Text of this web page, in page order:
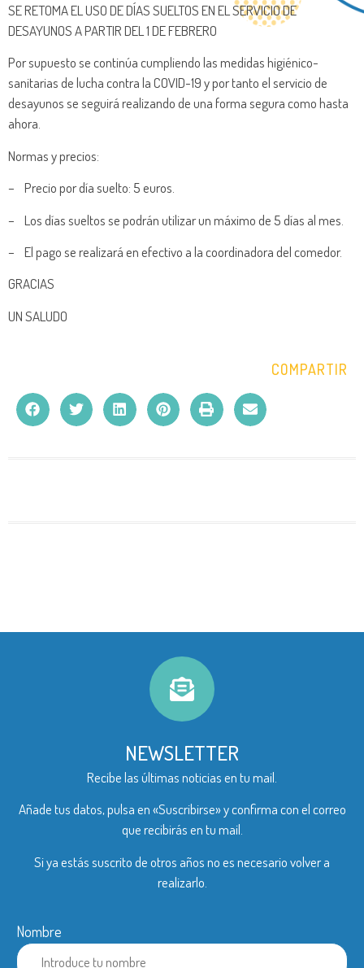
SE RETOMA EL USO DE DÍAS SUELTOS EN EL SERVICIO DE
DESAYUNOS A PARTIR DEL 1 DE FEBRERO
Por supuesto se continúa cumpliendo las medidas higiénico-
sanitarias de lucha contra la COVID-19 y por tanto el servicio de
desayunos se seguirá realizando de una forma segura como hasta
ahora.
Normas y precios:
– Precio por día suelto: 5 euros.
– Los días sueltos se podrán utilizar un máximo de 5 días al mes.
– El pago se realizará en efectivo a la coordinadora del comedor.
GRACIAS
UN SALUDO
COMPARTIR
NEWSLETTER
Recibe las últimas noticias en tu mail.
Añade tus datos, pulsa en «Suscribirse» y confirma con el correo
que recibirás en tu mail.
Si ya estás suscrito de otros años no es necesario volver a
realizarlo.
Nombre